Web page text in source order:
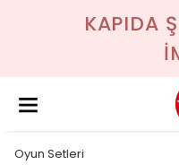
KAPIDA
Oyun Setleri